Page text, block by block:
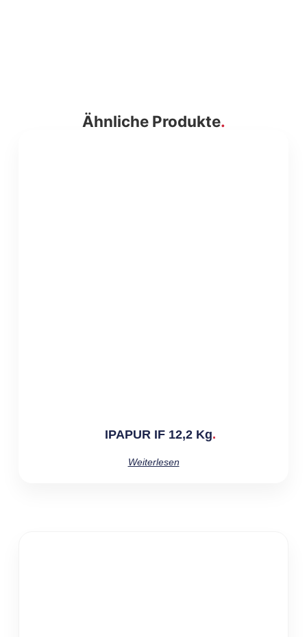
Ähnliche Produkte
IPAPUR IF 12,2 Kg
Weiterlesen